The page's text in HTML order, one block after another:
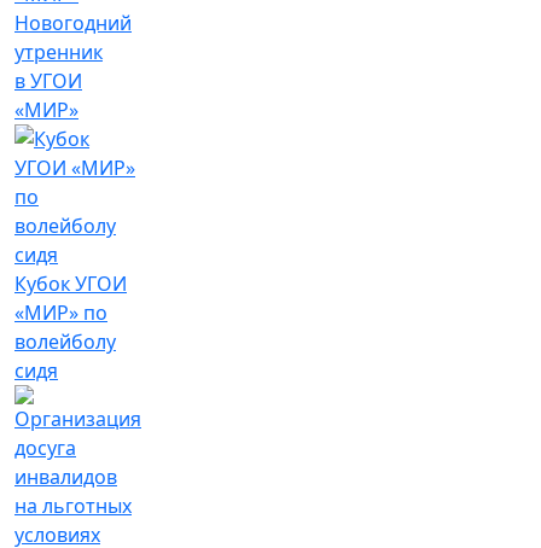
Новогодний
утренник
в УГОИ
«МИР»
Кубок УГОИ
«МИР» по
волейболу
сидя